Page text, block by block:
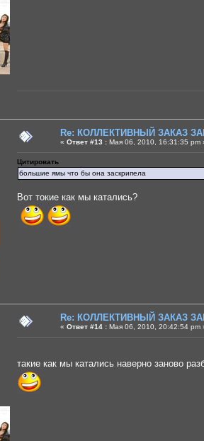
Re: КОЛЛЕКТИВНЫЙ ЗАКАЗ
« Ответ #13 : Мая 06, 2010, 16:31:35 pm
Цитировать
большие ямы что бы она заскрипела
Вот токие как мы катались?
Re: КОЛЛЕКТИВНЫЙ ЗАКАЗ
« Ответ #14 : Мая 06, 2010, 20:42:54 pm
такие как мы катались наверно заново